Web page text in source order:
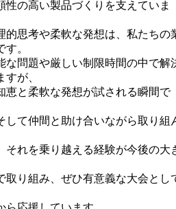
性の高い製品づくりを支えていま
的思考や柔軟な発想は、私たちの
。
な問題や厳しい制限時間の中で解
が、
恵と柔軟な発想が試される瞬間で
して仲間と助け合いながら取り組
それを乗り越える経験が今後の大
取り組み、ぜひ有意義な大会とし